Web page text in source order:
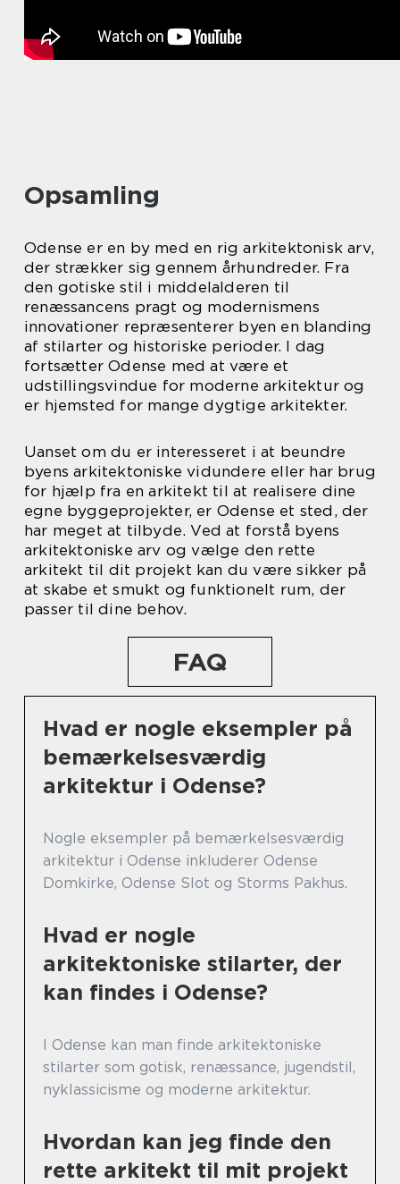
Opsamling
Odense er en by med en rig arkitektonisk arv,
der strækker sig gennem århundreder. Fra
den gotiske stil i middelalderen til
renæssancens pragt og modernismens
innovationer repræsenterer byen en blanding
af stilarter og historiske perioder. I dag
fortsætter Odense med at være et
udstillingsvindue for moderne arkitektur og
er hjemsted for mange dygtige arkitekter.
Uanset om du er interesseret i at beundre
byens arkitektoniske vidundere eller har brug
for hjælp fra en arkitekt til at realisere dine
egne byggeprojekter, er Odense et sted, der
har meget at tilbyde. Ved at forstå byens
arkitektoniske arv og vælge den rette
arkitekt til dit projekt kan du være sikker på
at skabe et smukt og funktionelt rum, der
passer til dine behov.
FAQ
Hvad er nogle eksempler på
bemærkelsesværdig
arkitektur i Odense?
Nogle eksempler på bemærkelsesværdig
arkitektur i Odense inkluderer Odense
Domkirke, Odense Slot og Storms Pakhus.
Hvad er nogle
arkitektoniske stilarter, der
kan findes i Odense?
I Odense kan man finde arkitektoniske
stilarter som gotisk, renæssance, jugendstil,
nyklassicisme og moderne arkitektur.
Hvordan kan jeg finde den
rette arkitekt til mit projekt